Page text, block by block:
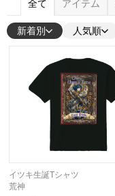
全て アイテム
新着別 人気順
イツキ生誕Tシャツ
荒神